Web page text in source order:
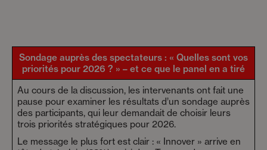
Sondage auprès des spectateurs : « Quelles sont vos
priorités pour 2026 ? » – et ce que le panel en a tiré
Au cours de la discussion, les intervenants ont fait une
pause pour examiner les résultats d’un sondage auprès
des participants, qui leur demandait de choisir leurs
trois priorités stratégiques pour 2026.
Le message le plus fort est clair : « Innover » arrive en